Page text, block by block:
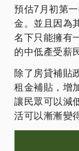
預估7月初第
金。並且因為
名下只能擁有
的中低產受薪
除了房貸補貼
租金補貼，增
讓民眾可以減
活可以漸漸變